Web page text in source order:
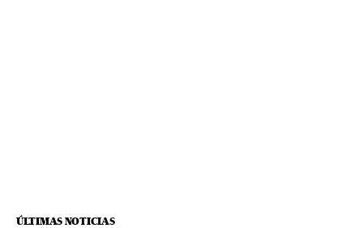
ÚLTIMAS NOTICIAS